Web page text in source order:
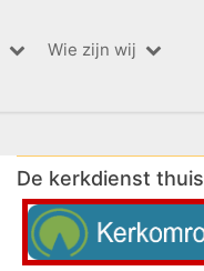
Wie zijn wij
De kerkdienst thuis